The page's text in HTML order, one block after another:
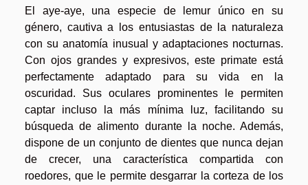
El aye-aye, una especie de lemur único en su
género, cautiva a los entusiastas de la naturaleza
con su anatomía inusual y adaptaciones nocturnas.
Con ojos grandes y expresivos, este primate está
perfectamente adaptado para su vida en la
oscuridad. Sus oculares prominentes le permiten
captar incluso la más mínima luz, facilitando su
búsqueda de alimento durante la noche. Además,
dispone de un conjunto de dientes que nunca dejan
de crecer, una característica compartida con
roedores, que le permite desgarrar la corteza de los